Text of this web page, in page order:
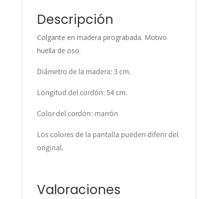
Descripción
Colgante en madera pirograbada. Motivo
huella de oso.
Diámetro de la madera: 3 cm.
Longitud del cordón: 54 cm.
Color del cordón: marrón
Los colores de la pantalla pueden diferir del
original.
Valoraciones